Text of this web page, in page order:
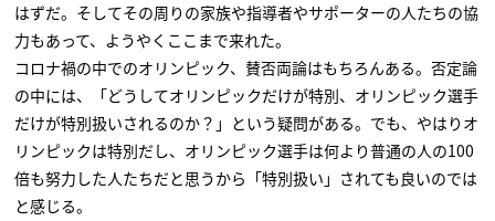
はずだ。そしてその周りの家族や指導者やサポーターの人たちの協
力もあって、ようやくここまで来れた。
コロナ禍の中でのオリンピック、賛否両論はもちろんある。否定論
の中には、「どうしてオリンピックだけが特別、オリンピック選手
だけが特別扱いされるのか？」という疑問がある。でも、やはりオ
リンピックは特別だし、オリンピック選手は何より普通の人の100
倍も努力した人たちだと思うから「特別扱い」されても良いのでは
と感じる。